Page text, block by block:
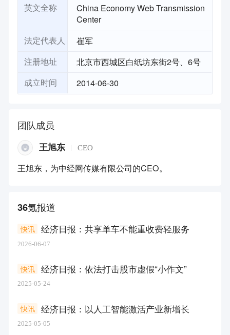
英文全称
China Economy Web Transmission
Center
法定代表人 崔军
注册地址 北京市西城区白纸坊东街2号、6号
成立时间 2014-06-30
团队成员
王旭东 CEO
王旭东，为中经网传媒有限公司的CEO。
36氪报道
经济日报：共享单车不能重收费轻服务
快讯
2026-06-07
经济日报：依法打击股市虚假“小作文”
快讯
2025-05-24
经济日报：以人工智能激活产业新增长
快讯
2025-05-05